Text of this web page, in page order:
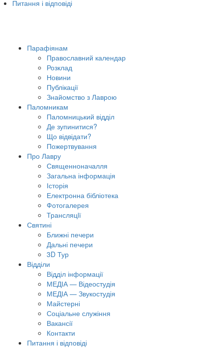
Питання і відповіді
Парафіянам
Православний календар
Розклад
Новини
Публікації
Знайомство з Лаврою
Паломникам
Паломницький відділ
Де зупинитися?
Що відвідати?
Пожертвування
Про Лавру
Священноначалля
Загальна інформація
Історія
Електронна бібліотека
Фотогалерея
Трансляцiї
Святині
Ближні печери
Дальні печери
3D Тур
Відділи
Відділ інформації
МЕДІА — Відеостудія
МЕДІА — Звукостудія
Майстерні
Соціальне служіння
Вакансії
Контакти
Питання і відповіді